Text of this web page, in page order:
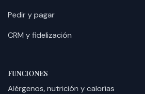
Pedir y pagar
CRM y fidelización
FUNCIONES
Alérgenos, nutrición y calorías